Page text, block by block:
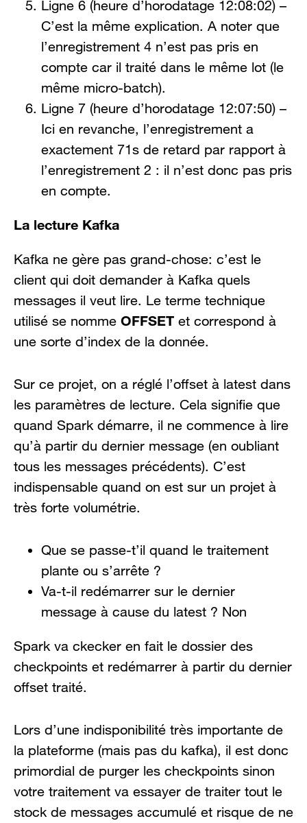
Ligne 6 (heure d’horodatage 12:08:02) –
C’est la même explication. A noter que
l’enregistrement 4 n’est pas pris en
compte car il traité dans le même lot (le
même micro-batch).
Ligne 7 (heure d’horodatage 12:07:50) –
Ici en revanche, l’enregistrement a
exactement 71s de retard par rapport à
l’enregistrement 2 : il n’est donc pas pris
en compte.
La lecture Kafka
Kafka ne gère pas grand-chose: c’est le
client qui doit demander à Kafka quels
messages il veut lire. Le terme technique
utilisé se nomme OFFSET et correspond à
une sorte d’index de la donnée.
Sur ce projet, on a réglé l’offset à latest dans
les paramètres de lecture. Cela signifie que
quand Spark démarre, il ne commence à lire
qu’à partir du dernier message (en oubliant
tous les messages précédents). C’est
indispensable quand on est sur un projet à
très forte volumétrie.
Que se passe-t’il quand le traitement
plante ou s’arrête ?
Va-t-il redémarrer sur le dernier
message à cause du latest ? Non
Spark va ckecker en fait le dossier des
checkpoints et redémarrer à partir du dernier
offset traité.
Lors d’une indisponibilité très importante de
la plateforme (mais pas du kafka), il est donc
primordial de purger les checkpoints sinon
votre traitement va essayer de traiter tout le
stock de messages accumulé et risque de ne